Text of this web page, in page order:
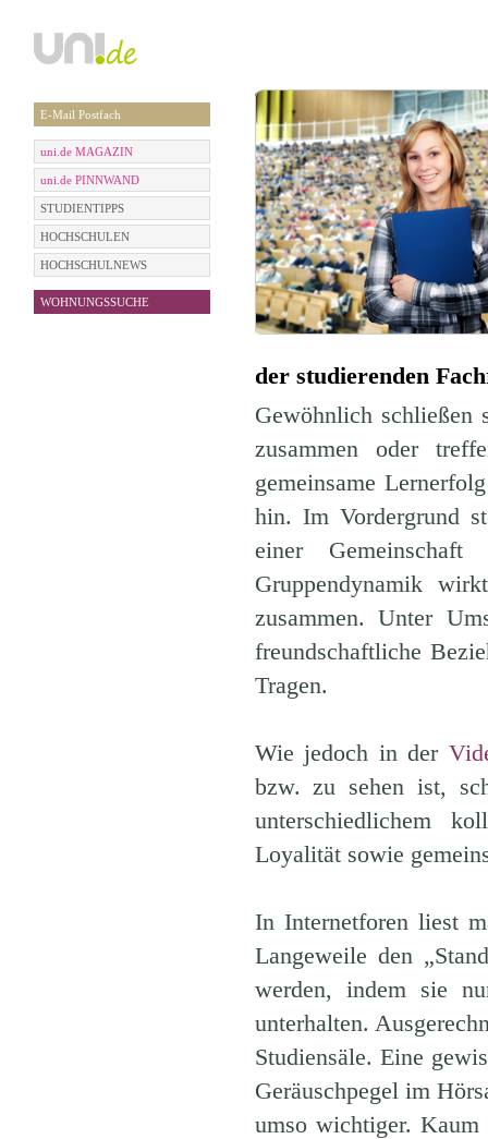
E-Mail Postfach
uni.de MAGAZIN
uni.de PINNWAND
STUDIENTIPPS
HOCHSCHULEN
HOCHSCHULNEWS
WOHNUNGSSUCHE
der studierenden
Gewöhnlich schließen
zusammen oder
gemeinsame
hin. Im Vordergrund
einer
Gruppendynamik
zusammen. Unter
freundschaftliche
Tragen.
Wie jedoch in der
bzw. zu sehen ist,
unterschiedlichem
Loyalität sowie
In Internetforen liest
Langeweile den
werden, indem sie
unterhalten.
Studiensäle. Eine
Geräuschpegel im
umso wichtiger.